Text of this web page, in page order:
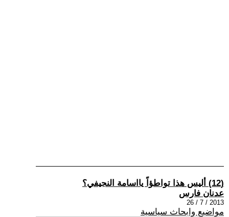
(12) أليس هذا تواطؤاً يااسامة النجيفي؟
عدنان فارس
2013 / 7 / 26
مواضيع وابحاث سياسية